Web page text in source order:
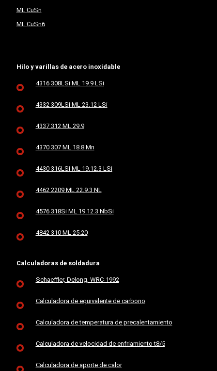
ML CuSn
ML CuSn6
Hilo y varillas de acero inoxidable
4316 308LSi ML 19.9 LSi
4332 309LSi ML 23.12 LSi
4337 312 ML 29.9
4370 307 ML 18.8 Mn
4430 316LSi ML 19.12.3 LSi
4462 2209 ML 22.9.3 NL
4576 318Si ML 19.12.3 NbSi
4842 310 ML 25.20
Calculadoras de soldadura
Schaeffler, Delong, WRC-1992
Calculadora de equivalente de carbono
Calculadora de temperatura de precalentamiento
Calculadora de velocidad de enfriamiento t8/5
Calculadora de aporte de calor